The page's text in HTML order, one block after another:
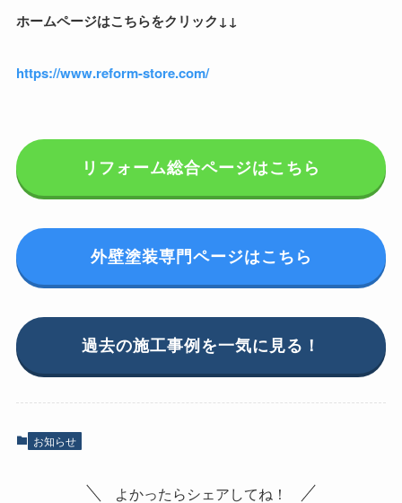
ホームページはこちらをクリック↓↓
https://www.reform-store.com/
リフォーム総合ページはこちら
外壁塗装専門ページはこちら
過去の施工事例を一気に見る！
お知らせ
よかったらシェアしてね！